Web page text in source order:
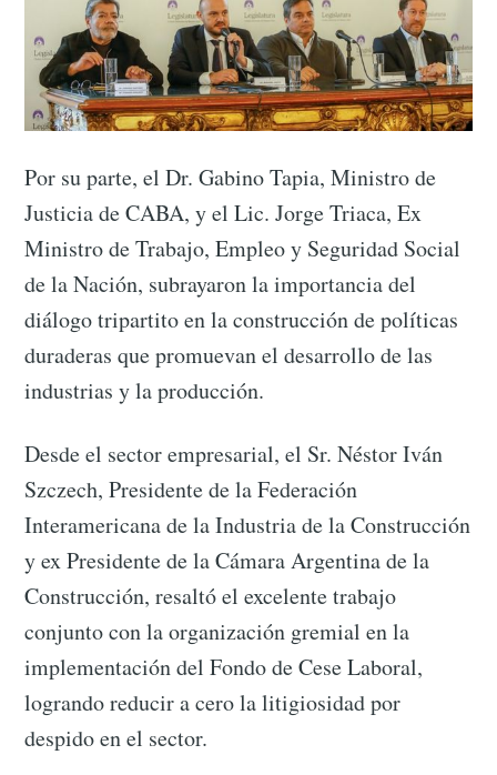
Por su parte, el Dr. Gabino Tapia, Ministro de
Justicia de CABA, y el Lic. Jorge Triaca, Ex
Ministro de Trabajo, Empleo y Seguridad Social
de la Nación, subrayaron la importancia del
diálogo tripartito en la construcción de políticas
duraderas que promuevan el desarrollo de las
industrias y la producción.
Desde el sector empresarial, el Sr. Néstor Iván
Szczech, Presidente de la Federación
Interamericana de la Industria de la Construcción
y ex Presidente de la Cámara Argentina de la
Construcción, resaltó el excelente trabajo
conjunto con la organización gremial en la
implementación del Fondo de Cese Laboral,
logrando reducir a cero la litigiosidad por
despido en el sector.